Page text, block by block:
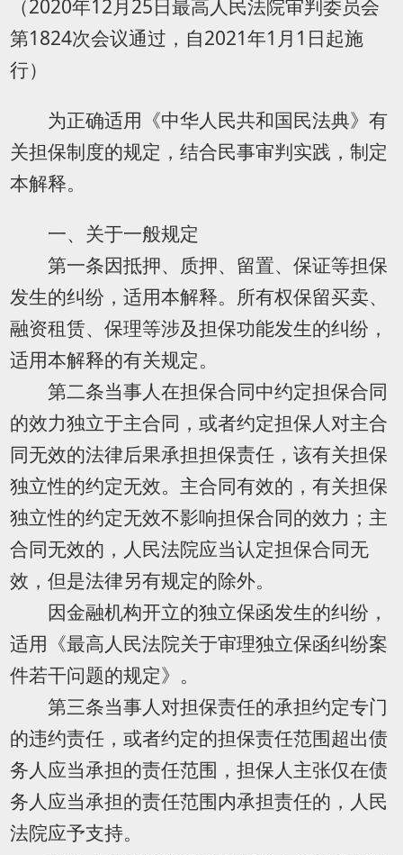
（2020年12月25日最高人民法院审判委员会
第1824次会议通过，自2021年1月1日起施
行）
为正确适用《中华人民共和国民法典》有
关担保制度的规定，结合民事审判实践，制定
本解释。
一、关于一般规定
第一条因抵押、质押、留置、保证等担保
发生的纠纷，适用本解释。所有权保留买卖、
融资租赁、保理等涉及担保功能发生的纠纷，
适用本解释的有关规定。
第二条当事人在担保合同中约定担保合同
的效力独立于主合同，或者约定担保人对主合
同无效的法律后果承担担保责任，该有关担保
独立性的约定无效。主合同有效的，有关担保
独立性的约定无效不影响担保合同的效力；主
合同无效的，人民法院应当认定担保合同无
效，但是法律另有规定的除外。
因金融机构开立的独立保函发生的纠纷，
适用《最高人民法院关于审理独立保函纠纷案
件若干问题的规定》。
第三条当事人对担保责任的承担约定专门
的违约责任，或者约定的担保责任范围超出债
务人应当承担的责任范围，担保人主张仅在债
务人应当承担的责任范围内承担责任的，人民
法院应予支持。